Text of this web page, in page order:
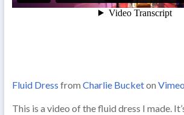
Fluid Dress from Charlie Bucketon Vimeo
This is a video of the fluid dress I made.